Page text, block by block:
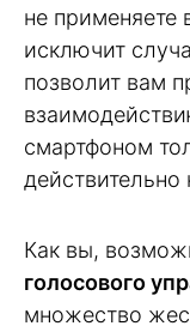
не применяете
исключит
позволит вам
смартфоном
действительно
Как вы,
голосового
множество